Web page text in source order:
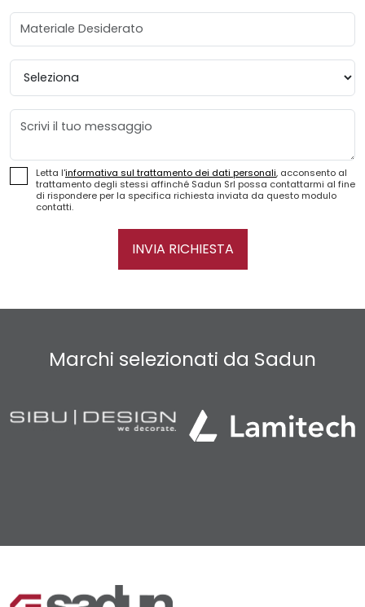
Materiale Desiderato
Provincia
Messaggio
Letta l'informativa sul trattamento dei dati personali, acconsento al
trattamento degli stessi affinché Sadun Srl possa contattarmi al fine
di rispondere per la specifica richiesta inviata da questo modulo
contatti.
INVIA RICHIESTA
Marchi selezionati da Sadun